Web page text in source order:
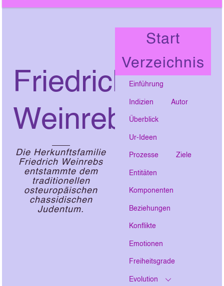
Friedrich
Weinreb
Die Herkunftsfamilie
Friedrich Weinrebs
entstammte dem
traditionellen
osteuropäischen
chassidischen
Judentum.
Start
Verzeichnis
Einführung
Indizien Autor
Überblick
Ur-Ideen
Prozesse Ziele
Entitäten
Komponenten
Beziehungen
Konflikte
Emotionen
Freiheitsgrade
Evolution